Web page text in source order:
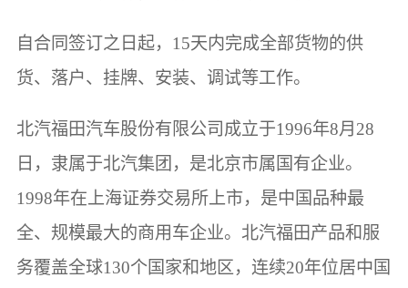
自合同签订之日起，15天内完成全部货物的供
货、落户、挂牌、安装、调试等工作。
北汽福田汽车股份有限公司成立于1996年8月28
日，隶属于北汽集团，是北京市属国有企业。
1998年在上海证券交易所上市，是中国品种最
全、规模最大的商用车企业。北汽福田产品和服
务覆盖全球130个国家和地区，连续20年位居中国